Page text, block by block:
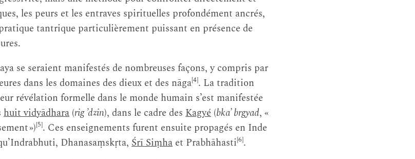
les peurs et les entraves spirituelles profondément ancrés,
tantrique particulièrement puissant en présence de
se seraient manifestés de nombreuses façons, y compris par
dans les domaines des dieux et des nāga[4]. La tradition
révélation formelle dans le monde humain s’est manifestée
huit vidyādhara (rig ’dzin), dans le cadre des Kagyé (bka’ brgyad, «
»)[5]. Ces enseignements furent ensuite propagés en Inde
Dhanasaṃskṛta, Śrī Siṃha et Prabhāhasti[6].